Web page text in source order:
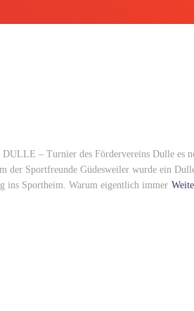
– Turnier des Fördervereins Dulle es
der Sportfreunde Güdesweiler wurde ein
ins Sportheim. Warum eigentlich immer